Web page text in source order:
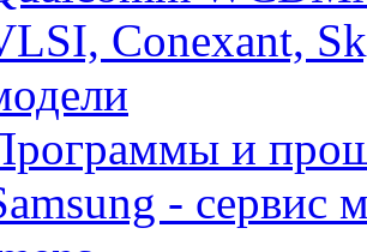
Conexant,
и
- cервис